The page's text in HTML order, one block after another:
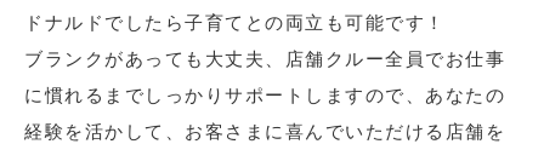
ドナルドでしたら子育てとの両立も可能です！
ブランクがあっても大丈夫、店舗クルー全員でお仕事
に慣れるまでしっかりサポートしますので、あなたの
経験を活かして、お客さまに喜んでいただける店舗を